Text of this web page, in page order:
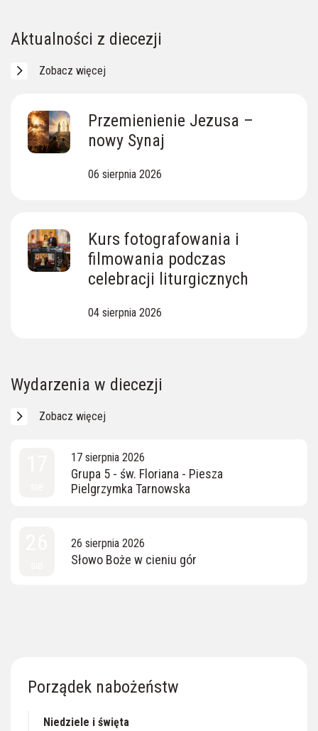
Porządek nabożeństw
Niedziele i święta
Aktualności z diecezji
Zobacz więcej
Przemienienie Jezusa –
nowy Synaj
06 sierpnia 2026
Kurs fotografowania i
filmowania podczas
celebracji liturgicznych
04 sierpnia 2026
Wydarzenia w diecezji
Zobacz więcej
17 sierpnia 2026
Grupa 5 - św. Floriana - Piesza
Pielgrzymka Tarnowska
26 sierpnia 2026
Słowo Boże w cieniu gór